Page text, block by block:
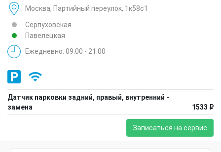
Москва, Партийный переулок, 1к58с1
Серпуховская
Павелецкая
Ежедневно: 09:00 - 21:00
Датчик парковки задний, правый, внутренний -
замена
1533 ₽
Записаться на сервис